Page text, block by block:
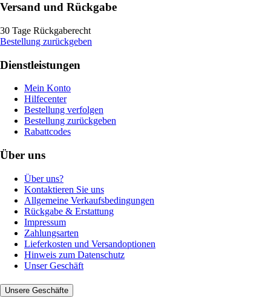
Versand und Rückgabe
30 Tage Rückgaberecht
Bestellung zurückgeben
Dienstleistungen
Mein Konto
Hilfecenter
Bestellung verfolgen
Bestellung zurückgeben
Rabattcodes
Über uns
Über uns?
Kontaktieren Sie uns
Allgemeine Verkaufsbedingungen
Rückgabe & Erstattung
Impressum
Zahlungsarten
Lieferkosten und Versandoptionen
Hinweis zum Datenschutz
Unser Geschäft
Unsere Geschäfte